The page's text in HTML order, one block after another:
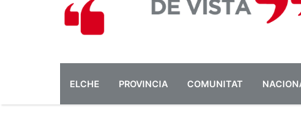
ELCHE PROVINCIA COMUNITAT